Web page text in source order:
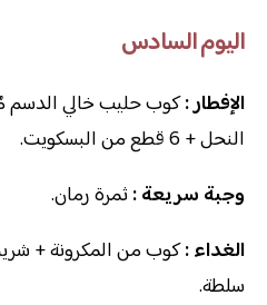
اليوم السادس
الإفطار :كوب حليب خالي الدسم
النحل + 6 قطع من البسكويت.
وجبة سريعة : ثمرة رمان.
الغداء :كوب من المكرونة +
سلطة.